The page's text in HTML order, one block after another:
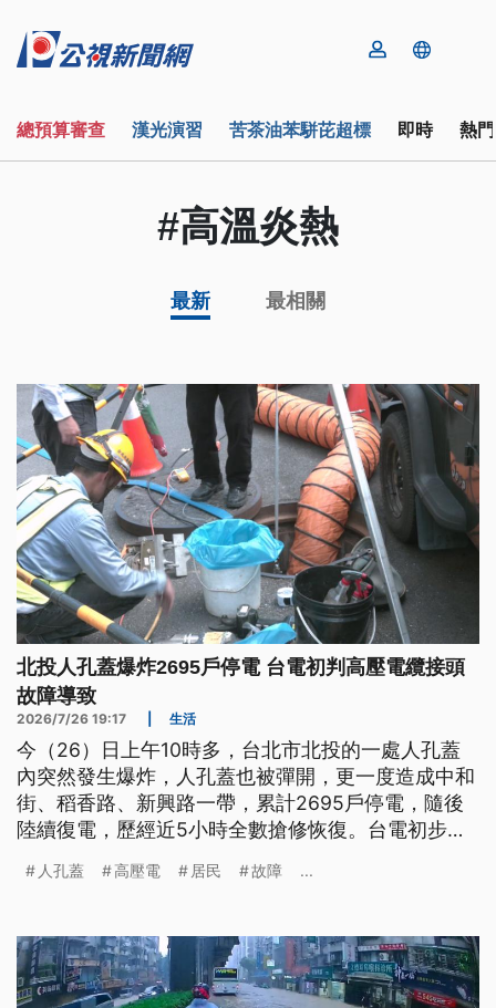
總預算審查 漢光演習 苦茶油苯駢芘超標 即時 熱
#高溫炎熱
最新 最相關
北投人孔蓋爆炸2695戶停電 台電初判高壓電纜接頭
故障導致
2026/7/26 19:17 生活
今（26）日上午10時多，台北市北投的一處人孔蓋
內突然發生爆炸，人孔蓋也被彈開，更一度造成中和
街、稻香路、新興路一帶，累計2695戶停電，隨後
陸續復電，歷經近5小時全數搶修恢復。台電初步判
人孔蓋 高壓電 居民 故障 ...